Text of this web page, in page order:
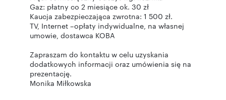
Gaz: płatny co 2 miesiące ok. 30 zł
Kaucja zabezpieczająca zwrotna: 1 500 zł.
TV, Internet –opłaty indywidualne, na własnej
umowie, dostawca KOBA
Zapraszam do kontaktu w celu uzyskania
dodatkowych informacji oraz umówienia się na
prezentację.
Monika Miłkowska